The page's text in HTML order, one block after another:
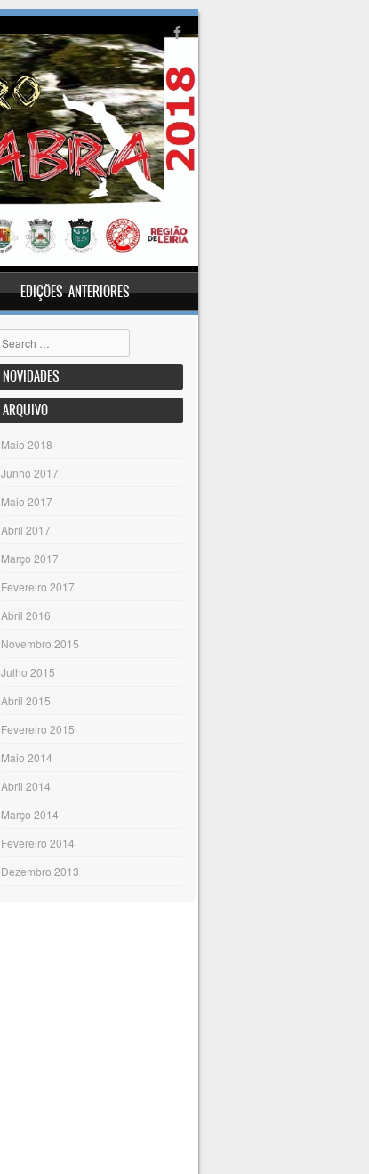
EDIÇÕES ANTERIORES
Pesquisar
NOVIDADES
ARQUIVO
Maio 2018
Junho 2017
Maio 2017
Abril 2017
Março 2017
Fevereiro 2017
Abril 2016
Novembro 2015
Julho 2015
Abril 2015
Fevereiro 2015
Maio 2014
Abril 2014
Março 2014
Fevereiro 2014
Dezembro 2013